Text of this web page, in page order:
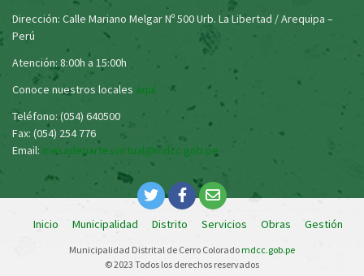
Dirección: Calle Mariano Melgar Nº 500 Urb. La Libertad / Arequipa –
Perú
Atención: 8:00h a 15:00h
Conoce nuestros locales aquí
Teléfono: (054) 640500
Fax: (054) 254 776
Email: mesadepartesvirtual@mdcc.gob.pe
Inicio Municipalidad Distrito Servicios Obras Gestión
Municipalidad Distrital de Cerro Coloradomdcc.gob.pe
© 2023 Todos los derechos reservados